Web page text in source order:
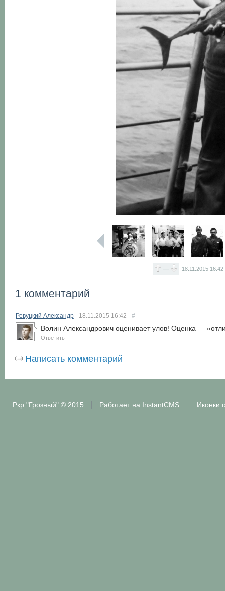
— 18.11.2015 16:42
1 комментарий
Ревуцкий Александр 18.11.2015 16:42 #
Волин Александрович оценивает улов! Оценка —
Ответить
Написать комментарий
Ркр "Грозный"© 2015 Работает на InstantCMS Иконки